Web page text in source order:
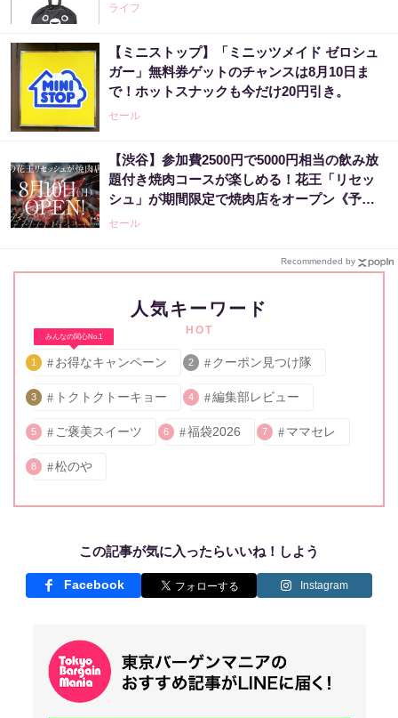
ライフ
【ミニストップ】「ミニッツメイド ゼロシュ
ガー」無料券ゲットのチャンスは8月10日ま
で！ホットスナックも今だけ20円引き。
セール
【渋谷】参加費2500円で5000円相当の飲み放
題付き焼肉コースが楽しめる！花王「リセッ
シュ」が期間限定で焼肉店をオープン《予約
受付中》
セール
Recommended by
人気キーワード
HOT
みんなの関心No.1
1 お得なキャンペーン 2 クーポン見つけ隊
3 トクトクトーキョー 4 編集部レビュー
5 ご褒美スイーツ 6 福袋2026 7 ママセレ
8 松のや
この記事が気に入ったらいいね！しよう
Facebook Instagram